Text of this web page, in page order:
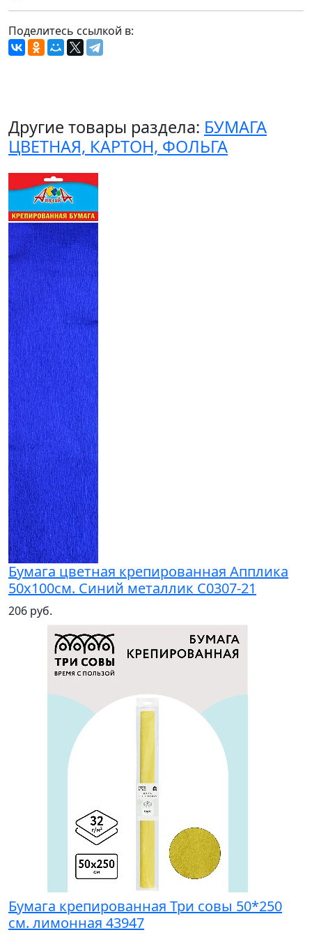
Поделитесь ссылкой в:
Другие товары раздела: БУМАГА
ЦВЕТНАЯ, КАРТОН, ФОЛЬГА
Бумага цветная крепированная Апплика
50х100см. Синий металлик С0307-21
206 руб.
Бумага крепированная Три совы 50*250
см. лимонная 43947